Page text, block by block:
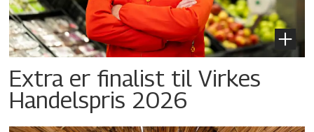
Extra er finalist til Virkes
Handelspris 2026